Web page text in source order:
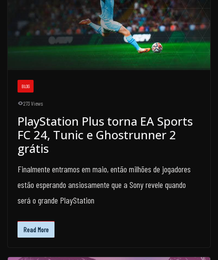
BLOG
273 Views
PlayStation Plus torna EA Sports
FC 24, Tunic e Ghostrunner 2
grátis
Finalmente entramos em maio, então milhões de jogadores
estão esperando ansiosamente que a Sony revele quando
será o grande PlayStation
Read More